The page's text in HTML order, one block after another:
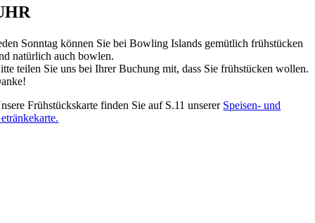
Sonntag können Sie bei Bowling Islands gemütlich frühstücken
natürlich auch bowlen.
teilen Sie uns bei Ihrer Buchung mit, dass Sie frühstücken wollen.
Frühstückskarte finden Sie auf S.11 unserer Speisen- und